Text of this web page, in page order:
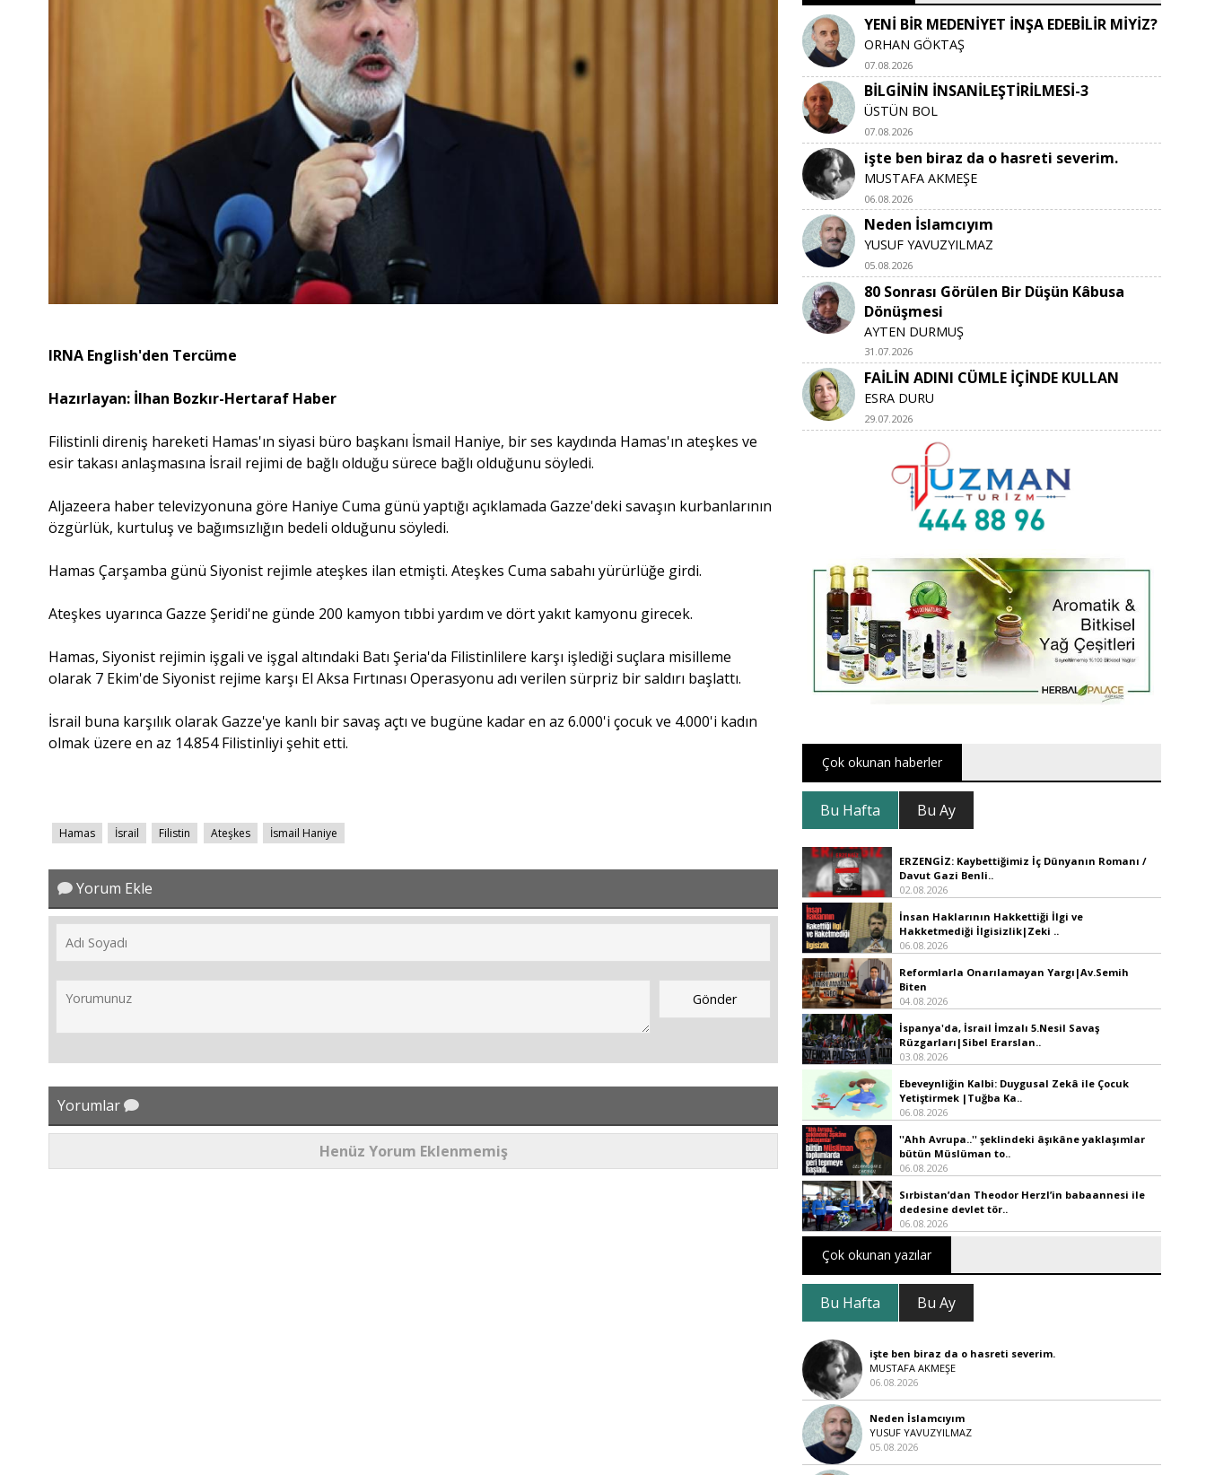
IRNA English'den Tercüme
Hazırlayan: İlhan Bozkır-Hertaraf Haber
Filistinli direniş hareketi Hamas'ın siyasi büro başkanı İsmail Haniye, bir ses kaydında Hamas'ın ateşkes ve
esir takası anlaşmasına İsrail rejimi de bağlı olduğu sürece bağlı olduğunu söyledi.
Aljazeera haber televizyonuna göre Haniye Cuma günü yaptığı açıklamada Gazze'deki savaşın kurbanlarının
özgürlük, kurtuluş ve bağımsızlığın bedeli olduğunu söyledi.
Hamas Çarşamba günü Siyonist rejimle ateşkes ilan etmişti. Ateşkes Cuma sabahı yürürlüğe girdi.
Ateşkes uyarınca Gazze Şeridi'ne günde 200 kamyon tıbbi yardım ve dört yakıt kamyonu girecek.
Hamas, Siyonist rejimin işgali ve işgal altındaki Batı Şeria'da Filistinlilere karşı işlediği suçlara misilleme
olarak 7 Ekim'de Siyonist rejime karşı El Aksa Fırtınası Operasyonu adı verilen sürpriz bir saldırı başlattı.
İsrail buna karşılık olarak Gazze'ye kanlı bir savaş açtı ve bugüne kadar en az 6.000'i çocuk ve 4.000'i kadın
olmak üzere en az 14.854 Filistinliyi şehit etti.
Hamas İsrail Filistin Ateşkes İsmail Haniye
Yorum Ekle
Yorumlar
Henüz Yorum Eklenmemiş
YENİ BİR MEDENİYET İNŞA EDEBİLİR MİYİZ?
ORHAN GÖKTAŞ
07.08.2026
BİLGİNİN İNSANİLEŞTİRİLMESİ-3
ÜSTÜN BOL
07.08.2026
işte ben biraz da o hasreti severim.
MUSTAFA AKMEŞE
06.08.2026
Neden İslamcıyım
YUSUF YAVUZYILMAZ
05.08.2026
80 Sonrası Görülen Bir Düşün Kâbusa
Dönüşmesi
AYTEN DURMUŞ
31.07.2026
FAİLİN ADINI CÜMLE İÇİNDE KULLAN
ESRA DURU
29.07.2026
Çok okunan haberler
Bu Hafta Bu Ay
ERZENGİZ: Kaybettiğimiz İç Dünyanın Romanı /
Davut Gazi Benli..
02.08.2026
İnsan Haklarının Hakkettiği İlgi ve
Hakketmediği İlgisizlik|Zeki ..
06.08.2026
Reformlarla Onarılamayan Yargı|Av.Semih
Biten
04.08.2026
İspanya'da, İsrail İmzalı 5.Nesil Savaş
Rüzgarları|Sibel Erarslan..
03.08.2026
Ebeveynliğin Kalbi: Duygusal Zekâ ile Çocuk
Yetiştirmek |Tuğba Ka..
06.08.2026
''Ahh Avrupa..'' şeklindeki âşıkâne yaklaşımlar
bütün Müslüman to..
06.08.2026
Sırbistan’dan Theodor Herzl’in babaannesi ile
dedesine devlet tör..
06.08.2026
Çok okunan yazılar
Bu Hafta Bu Ay
işte ben biraz da o hasreti severim.
MUSTAFA AKMEŞE
06.08.2026
Neden İslamcıyım
YUSUF YAVUZYILMAZ
05.08.2026